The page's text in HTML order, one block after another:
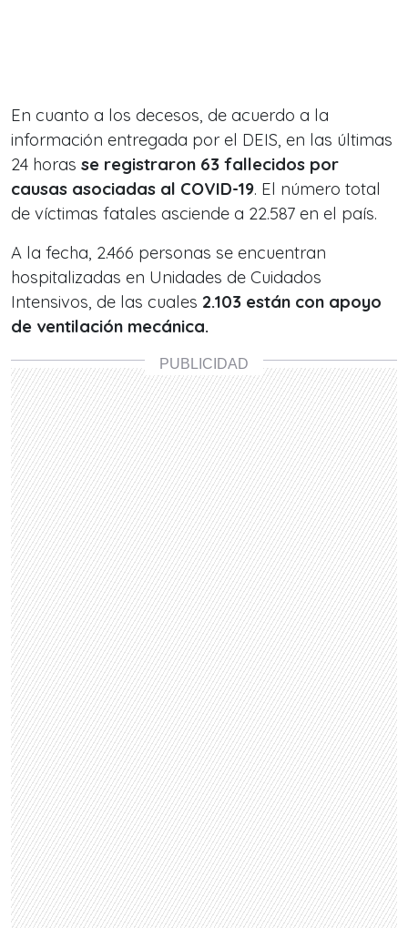
En cuanto a los decesos, de acuerdo a la
información entregada por el DEIS, en las últimas
24 horas se registraron 63 fallecidos por
causas asociadas al COVID-19. El número total
de víctimas fatales asciende a 22.587 en el país.
A la fecha, 2.466 personas se encuentran
hospitalizadas en Unidades de Cuidados
Intensivos, de las cuales 2.103 están con apoyo
de ventilación mecánica.